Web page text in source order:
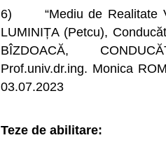
6) “Mediu de Realitate
LUMINIȚA (Petcu),
BÎZDOACĂ,
Prof.univ.dr.ing. Monica
03.07.2023
Teze de abilitare: